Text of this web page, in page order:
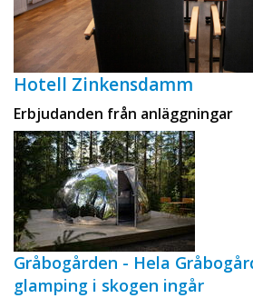
Hotell Zinkensdamm
Erbjudanden från anläggningar
Gråbogården - Hela
glamping i skogen ingår